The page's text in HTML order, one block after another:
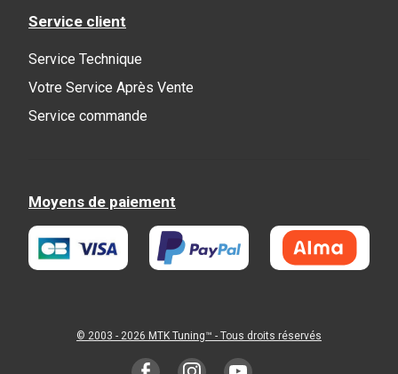
Service client
Service Technique
Votre Service Après Vente
Service commande
Moyens de paiement
© 2003 - 2026 MTK Tuning™ - Tous droits réservés